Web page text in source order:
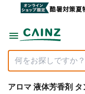
アロマ 液体芳香剤